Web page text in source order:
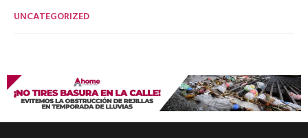
UNCATEGORIZED